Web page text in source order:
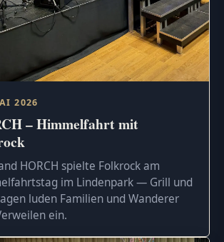
2026
– Himmelfahrt mit
HORCH spielte Folkrock am
im Lindenpark — Grill und
luden Familien und Wanderer
ein.